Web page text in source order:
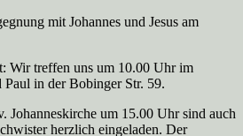
mit Johannes und Jesus am
Wir treffen uns um 10.00 Uhr im
Paul in der Bobinger Str. 59.
Johanneskirche um 15.00 Uhr sind auch
herzlich eingeladen. Der